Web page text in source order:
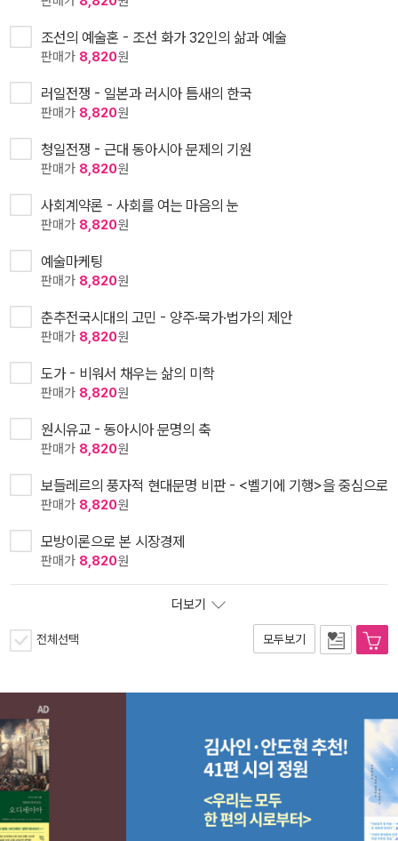
조선의 예술혼 - 조선 화가 32인의 삶과 예술
판매가 8,820원
러일전쟁 - 일본과 러시아 틈새의 한국
판매가 8,820원
청일전쟁 - 근대 동아시아 문제의 기원
판매가 8,820원
사회계약론 - 사회를 여는 마음의 눈
판매가 8,820원
예술마케팅
판매가 8,820원
춘추전국시대의 고민 - 양주·묵가·법가의 제안
판매가 8,820원
도가 - 비워서 채우는 삶의 미학
판매가 8,820원
원시유교 - 동아시아 문명의 축
판매가 8,820원
보들레르의 풍자적 현대문명 비판 - <벨기에 기행>을 중심으로
판매가 8,820원
모방이론으로 본 시장경제
판매가 8,820원
더보기
전체선택 모두보기